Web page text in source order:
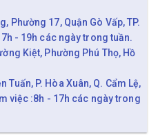
Phường 17, Quận Gò Vấp, TP.
- 19h các ngày trong tuần.
Kiệt, Phường Phú Thọ, Hồ
Tuấn, P. Hòa Xuân, Q. Cẩm Lệ,
việc :8h - 17h các ngày trong